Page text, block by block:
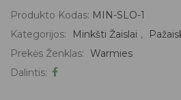
Produkto Kodas: MIN-SLO-1
Kategorijos:
Minkšti Žaislai ,
Prekės Ženklas: Warmies
Dalintis: